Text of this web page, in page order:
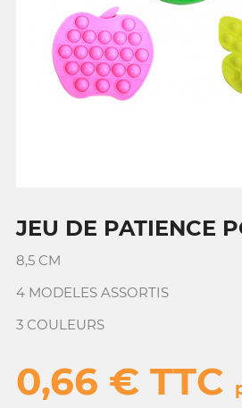
JEU DE PATIENCE
8,5 CM
4 MODELES ASSORTIS
3 COULEURS
0,66 € TTC